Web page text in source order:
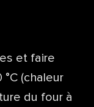
et faire
(chaleur
du four à